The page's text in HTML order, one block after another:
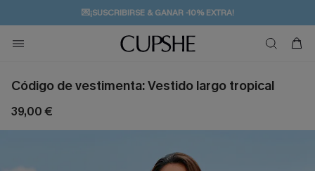
💌¡SUSCRIBIRSE & GANAR -10% EXTRA!
🚚ENVÍO GRATUITO A PARTIR DE 49 € >>
Código de vestimenta: Vestido largo tropical
39,00 €